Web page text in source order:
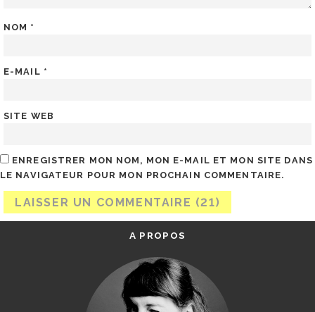
NOM *
E-MAIL *
SITE WEB
ENREGISTRER MON NOM, MON E-MAIL ET MON SITE DANS
LE NAVIGATEUR POUR MON PROCHAIN COMMENTAIRE.
A PROPOS